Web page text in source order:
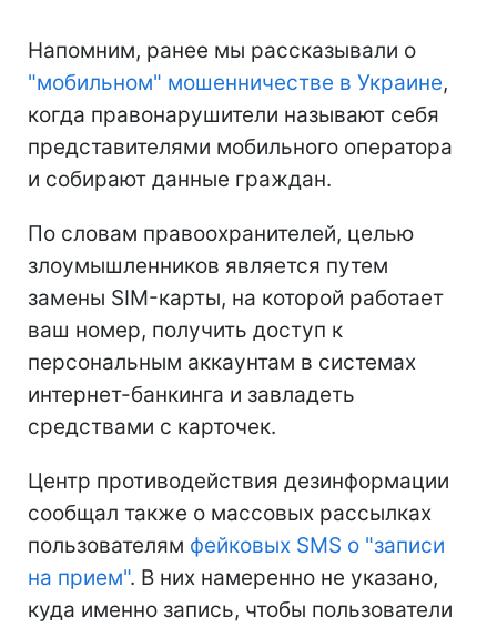
Напомним, ранее мы рассказывали о
"мобильном" мошенничестве в Украине,
когда правонарушители называют себя
представителями мобильного оператора
и собирают данные граждан.
По словам правоохранителей, целью
злоумышленников является путем
замены SIM-карты, на которой работает
ваш номер, получить доступ к
персональным аккаунтам в системах
интернет-банкинга и завладеть
средствами с карточек.
Центр противодействия дезинформации
сообщал также о массовых рассылках
пользователям фейковых SMS о "записи
на прием". В них намеренно не указано,
куда именно запись, чтобы пользователи